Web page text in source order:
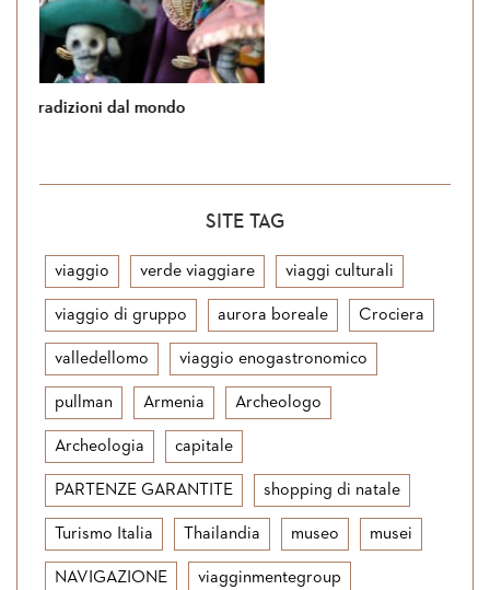
Si torna in Giordania
SITE TAG
viaggio verde viaggiare viaggi culturali
viaggio di gruppo aurora boreale Crociera
valledellomo viaggio enogastronomico
pullman Armenia Archeologo
Archeologia capitale
PARTENZE GARANTITE shopping di natale
Turismo Italia Thailandia museo musei
NAVIGAZIONE viagginmentegroup